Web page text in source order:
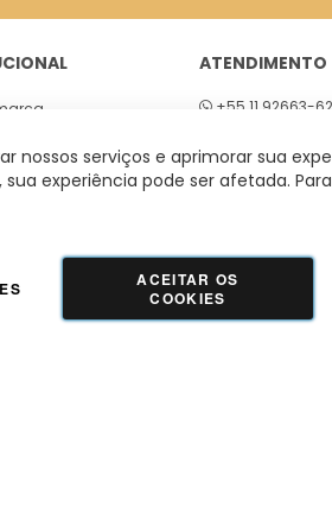
ATENDIMENTO
+55 11 92663-
- 42.509.755/0001-66 | Tecnologia e Design:Dizy
nossos serviços e aprimorar sua
experiência pode ser afetada.
ACEITAR OS
COOKIES